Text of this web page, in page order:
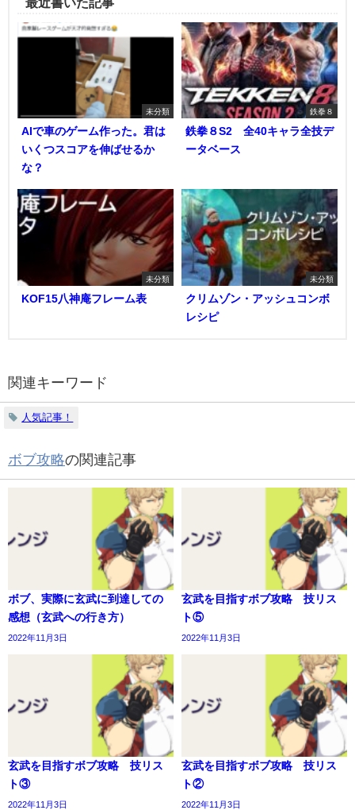
未分類
AIで車のゲーム作った。君は
いくつスコアを伸ばせるか
な？
鉄拳８
鉄拳８S2 全40キャラ全技デ
ータベース
未分類
KOF15八神庵フレーム表
未分類
クリムゾン・アッシュコンボ
レシピ
関連キーワード
人気記事！
ボブ攻略の関連記事
ボブ、実際に玄武に到達しての
感想（玄武への行き方）
2022年11月3日
玄武を目指すボブ攻略 技リス
ト⑤
2022年11月3日
玄武を目指すボブ攻略 技リス
ト③
2022年11月3日
玄武を目指すボブ攻略 技リス
ト②
2022年11月3日